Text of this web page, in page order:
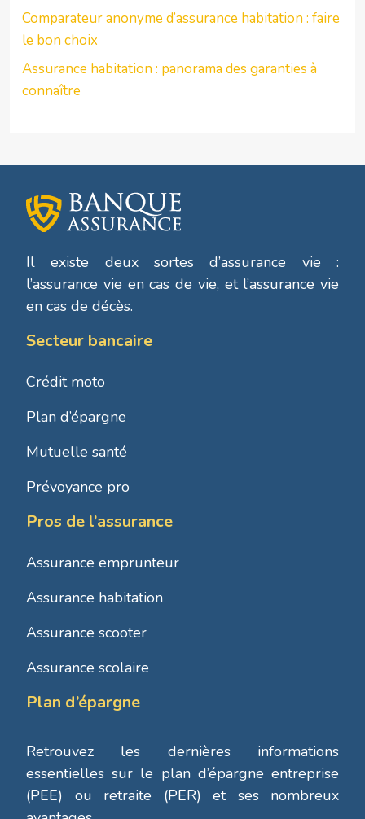
Comparateur anonyme d’assurance habitation : faire
le bon choix
Assurance habitation : panorama des garanties à
connaître
Il existe deux sortes d’assurance vie :
l’assurance vie en cas de vie, et l’assurance vie
en cas de décès.
Secteur bancaire
Crédit moto
Plan d’épargne
Mutuelle santé
Prévoyance pro
Pros de l’assurance
Assurance emprunteur
Assurance habitation
Assurance scooter
Assurance scolaire
Plan d’épargne
Retrouvez les dernières informations
essentielles sur le plan d’épargne entreprise
(PEE) ou retraite (PER) et ses nombreux